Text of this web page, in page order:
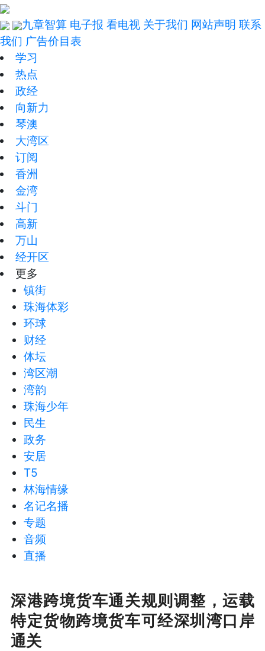
九章智算 电子报 看电视 关于我们 网站声明 联系
我们 广告价目表
学习
热点
政经
向新力
琴澳
大湾区
订阅
香洲
金湾
斗门
高新
万山
经开区
更多
镇街
珠海体彩
环球
财经
体坛
湾区潮
湾韵
珠海少年
民生
政务
安居
T5
林海情缘
名记名播
专题
音频
直播
深港跨境货车通关规则调整，运载
特定货物跨境货车可经深圳湾口岸
通关